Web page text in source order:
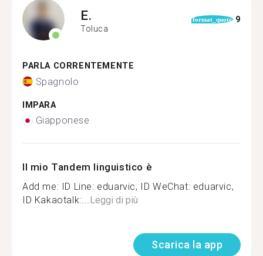
E.
Toluca
format_quote 9
PARLA CORRENTEMENTE
Spagnolo
IMPARA
Giapponese
Il mio Tandem linguistico è
Add me: ID Line: eduarvic, ID WeChat: eduarvic,
ID Kakaotalk:...Leggi di più
Scarica la app